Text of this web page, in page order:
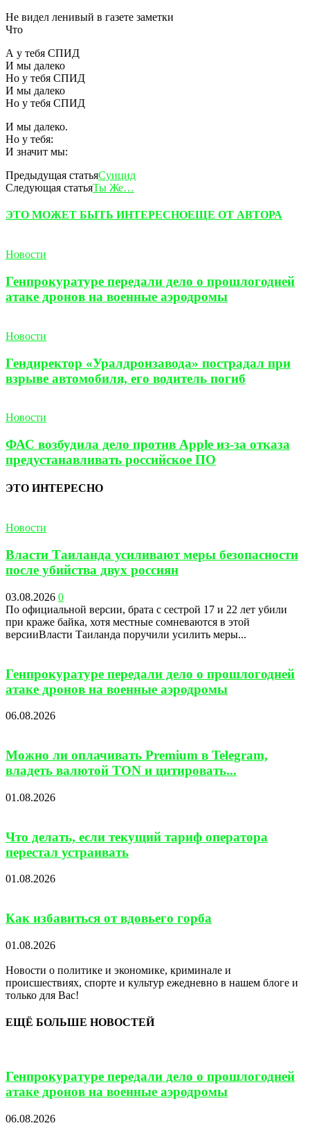
Не видел ленивый в газете заметки
Что
А у тебя СПИД
И мы далеко
Но у тебя СПИД
И мы далеко
Но у тебя СПИД
И мы далеко.
Но у тебя:
И значит мы:
Предыдущая статьяСуицид
Следующая статьяТы Же…
ЭТО МОЖЕТ БЫТЬ ИНТЕРЕСНОЕЩЕ ОТ АВТОРА
Новости
Генпрокуратуре передали дело о прошлогодней
атаке дронов на военные аэродромы
Новости
Гендиректор «Уралдронзавода» пострадал при
взрыве автомобиля, его водитель погиб
Новости
ФАС возбудила дело против Apple из-за отказа
предустанавливать российское ПО
ЭТО ИНТЕРЕСНО
Новости
Власти Таиланда усиливают меры безопасности
после убийства двух россиян
03.08.2026 0
По официальной версии, брата с сестрой 17 и 22 лет убили
при краже байка, хотя местные сомневаются в этой
версииВласти Таиланда поручили усилить меры...
Генпрокуратуре передали дело о прошлогодней
атаке дронов на военные аэродромы
06.08.2026
Можно ли оплачивать Premium в Telegram,
владеть валютой TON и цитировать...
01.08.2026
Что делать, если текущий тариф оператора
перестал устраивать
01.08.2026
Как избавиться от вдовьего горба
01.08.2026
Новости о политике и экономике, криминале и
происшествиях, спорте и культур ежедневно в нашем блоге и
только для Вас!
ЕЩЁ БОЛЬШЕ НОВОСТЕЙ
Генпрокуратуре передали дело о прошлогодней
атаке дронов на военные аэродромы
06.08.2026